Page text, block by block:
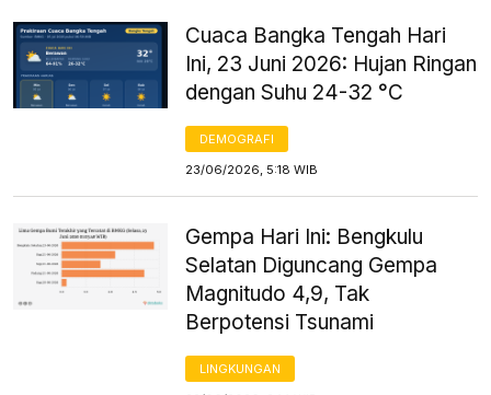
Cuaca Bangka Tengah Hari
Ini, 23 Juni 2026: Hujan Ringan
dengan Suhu 24-32 °C
DEMOGRAFI
23/06/2026, 5:18 WIB
Gempa Hari Ini: Bengkulu
Selatan Diguncang Gempa
Magnitudo 4,9, Tak
Berpotensi Tsunami
LINGKUNGAN